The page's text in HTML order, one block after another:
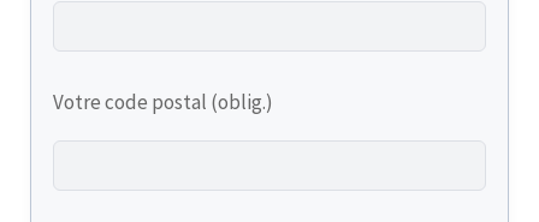
Votre code postal (oblig.)